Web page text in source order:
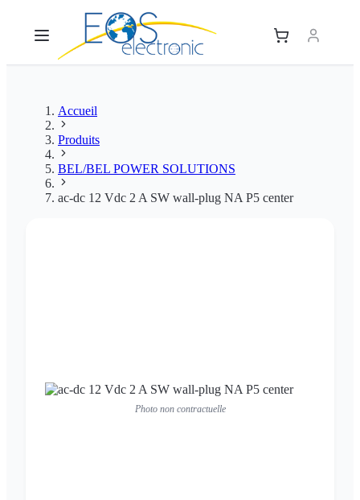
Accueil
Produits
BEL/BEL POWER SOLUTIONS
ac-dc 12 Vdc 2 A SW wall-plug NA P5 center
Photo non contractuelle